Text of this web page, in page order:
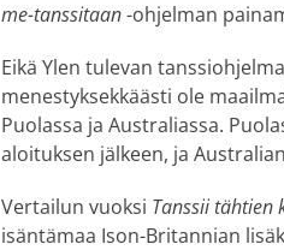
me-tanssitaan-ohjelman
Eikä Ylen tulevan
menestyksekkäästi ole
Puolassa ja Australiassa.
aloituksen jälkeen, ja
Vertailun vuoksi Tanssii tähtien
isäntämaa Ison-Britannian